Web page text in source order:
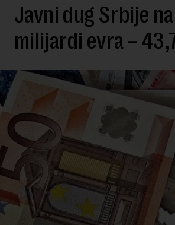
Javni dug Srbije
milijardi evra –